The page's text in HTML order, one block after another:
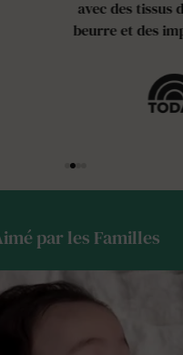
des tissus doux comme du
et des imprimés ludiques.
par les Familles